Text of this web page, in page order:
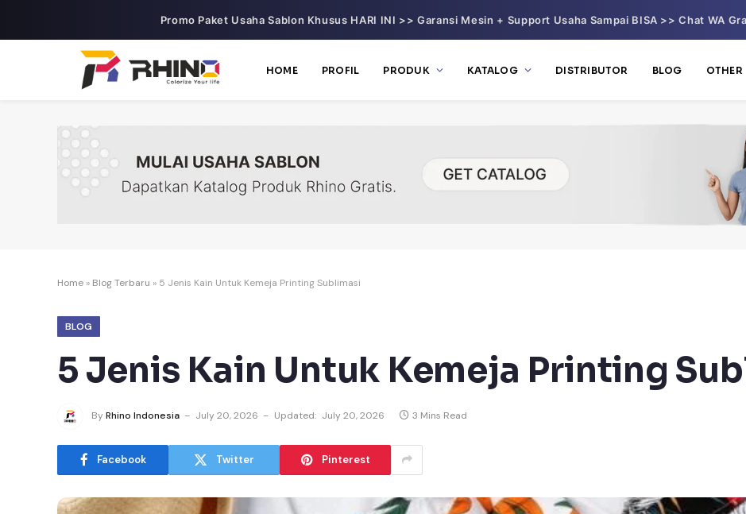
Promo Paket Usaha Sablon Khusus HARI INI >> Garansi Mesin + Support Usaha Sampai BISA >> Chat WA
HOME PROFIL PRODUK KATALOG DISTRIBUTOR BLOG OTHER
Home » Blog Terbaru » 5 Jenis Kain Untuk Kemeja Printing Sublimasi
BLOG
5 Jenis Kain Untuk Kemeja Printing
ByRhino Indonesia July 20, 2026 Updated: July 20, 2026 3 Mins Read
Facebook Twitter Pinterest